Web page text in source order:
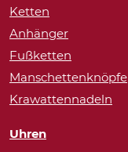
Ketten
Anhänger
Fußketten
Manschettenknöpfe
Krawattennadeln
Uhren